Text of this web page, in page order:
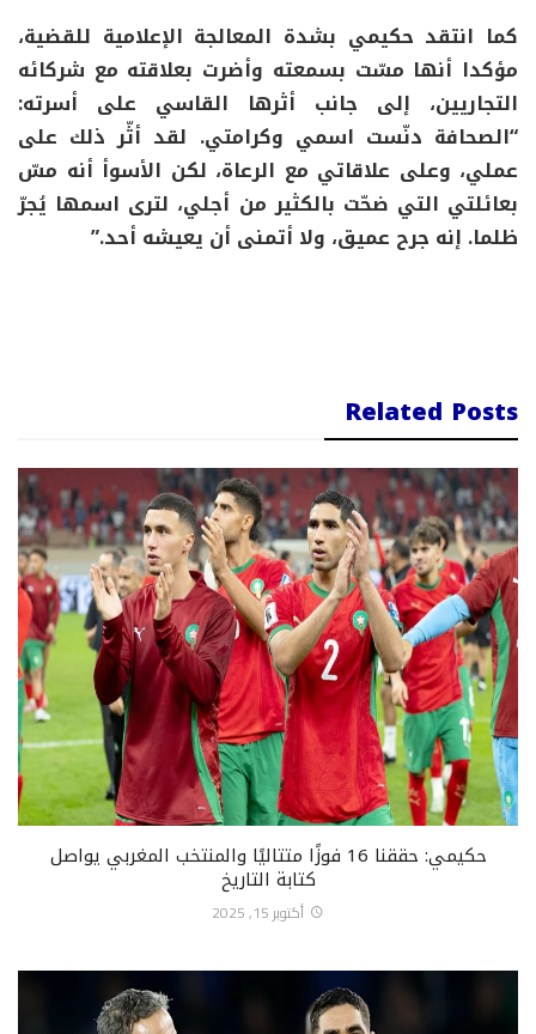
كما انتقد حكيمي بشدة المعالجة الإعلامية للقضية،
مؤكدا أنها مسّت بسمعته وأضرت بعلاقته مع شركائه
التجاريين، إلى جانب أثرها القاسي على أسرته:
“الصحافة دنّست اسمي وكرامتي. لقد أثّر ذلك على
عملي، وعلى علاقاتي مع الرعاة، لكن الأسوأ أنه مسّ
بعائلتي التي ضحّت بالكثير من أجلي، لترى اسمها يُجرّ
ظلما. إنه جرح عميق، ولا أتمنى أن يعيشه أحد.”
Related Posts
حكيمي: حققنا 16 فوزًا متتاليًا والمنتخب المغربي يواصل
كتابة التاريخ
أكتوبر 15, 2025